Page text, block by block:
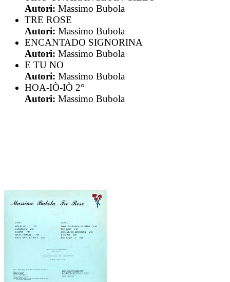
Autori: Massimo Bubola
TRE ROSE
Autori: Massimo Bubola
ENCANTADO SIGNORINA
Autori: Massimo Bubola
E TU NO
Autori: Massimo Bubola
HOA-IÒ-IÒ 2°
Autori: Massimo Bubola